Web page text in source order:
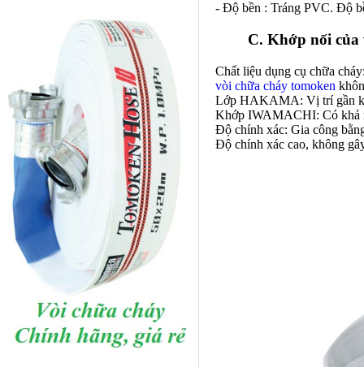
- Độ bền : Tráng PVC. Độ
C. Khớp nối của
Chất liệu dụng cụ chữa cháy
vòi chữa cháy tomoken
Lớp HAKAMA: Vị trí gần
Khớp IWAMACHI: Có khả
Độ chính xác: Gia công
Độ chính xác cao, không